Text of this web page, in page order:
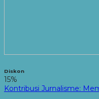
Diskon
15%
Kontribusi Jurnalisme: